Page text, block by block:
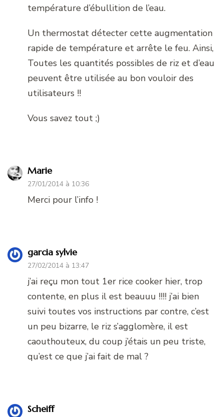
température d’ébullition de l’eau.
Un thermostat détecter cette augmentation
rapide de température et arrête le feu. Ainsi,
Toutes les quantités possibles de riz et d’eau
peuvent être utilisée au bon vouloir des
utilisateurs !!
Vous savez tout ;)
Marie
27/01/2014 à 10:36
Merci pour l’info !
garcia sylvie
27/02/2014 à 13:47
j’ai reçu mon tout 1er rice cooker hier, trop
contente, en plus il est beauuu !!!! j’ai bien
suivi toutes vos instructions par contre, c’est
un peu bizarre, le riz s’agglomère, il est
caouthouteux, du coup j’étais un peu triste,
qu’est ce que j’ai fait de mal ?
Scheiff